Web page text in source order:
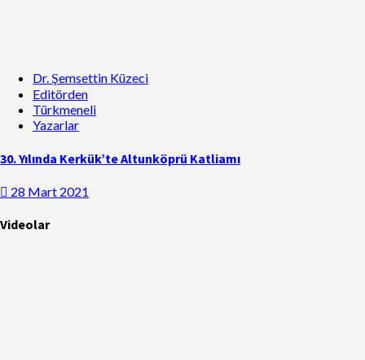
Dr. Şemsettin Küzeci
Editörden
Türkmeneli
Yazarlar
30. Yılında Kerkük’te Altunköprü Katliamı
28 Mart 2021
Videolar